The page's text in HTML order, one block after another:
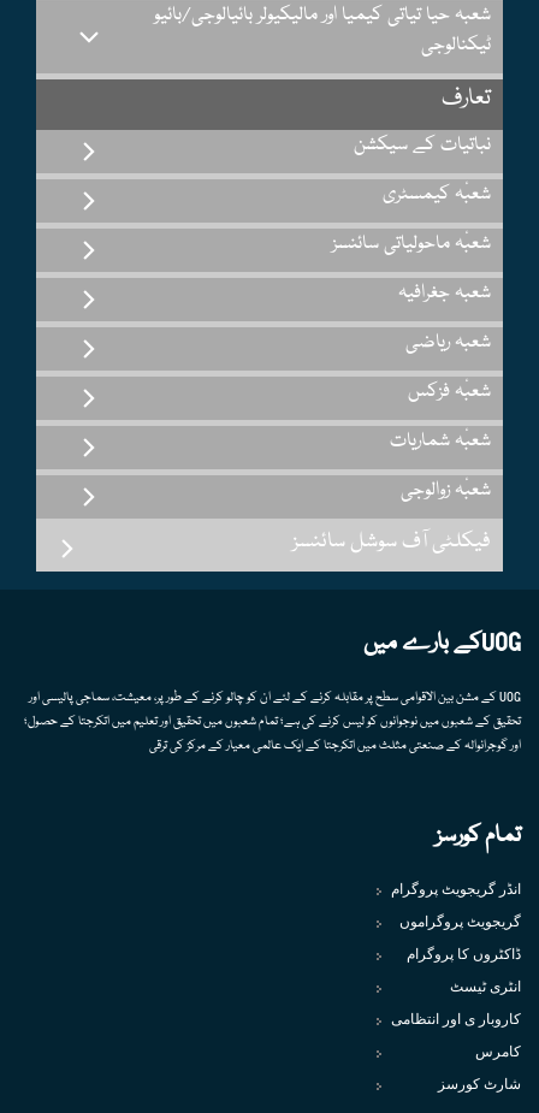
شعبہ حیا تیاتی کیمیا اور مالیکیولر بائیالوجی/بائیو
ٹیکنالوجی
تعارف
نباتیات کے سیکشن
شعبٔہ کیمسٹری
شعبٔہ ماحولیاتی سائنسز
شعبہ جغرافیہ
شعبہ ریاضی
شعبٔہ فزکس
شعبٔہ شماریات
شعبٔہ زوالوجی
فیکلٹی آف سوشل سائنسز
UOGکے بارے میں
UOG کے مشن بین الاقوامی سطح پر مقابلہ کرنے کے لئے ان کو چالو کرنے کے طور پر، معیشت، سماجی پالیسی اور
تحقیق کے شعبوں میں نوجوانوں کو لیس کرنے کی ہے؛ تمام شعبوں میں تحقیق اور تعلیم میں اتکرجتا کے حصول؛
اور گوجرانوالہ کے صنعتی مثلث میں اتکرجتا کے ایک عالمی معیار کے مرکز کی ترقی
تمام کورسز
انڈر گریجویٹ پروگرام
گریجویٹ پروگراموں
ڈاکٹروں کا پروگرام
انٹری ٹیسٹ
کاروبار ی اور انتظامی
کامرس
شارٹ کورسز